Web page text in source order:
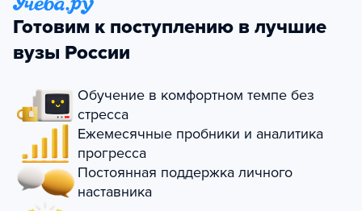
Готовим к поступлению в лучшие
вузы России
Обучение в комфортном темпе без
стресса
Ежемесячные пробники и аналитика
прогресса
Постоянная поддержка личного
наставника